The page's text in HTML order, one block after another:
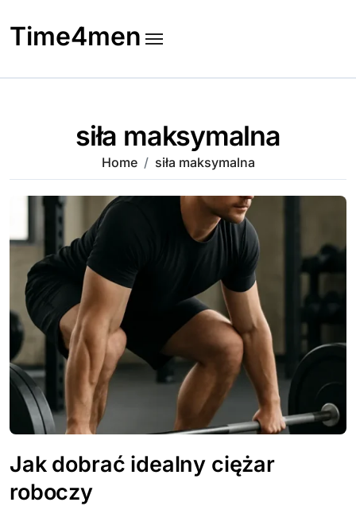
to
content
Time4men
siła maksymalna
Home siła maksymalna
Jak dobrać idealny ciężar
roboczy